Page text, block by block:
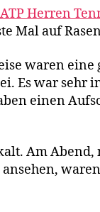
ATP Herren
Mal auf
waren eine
Es war sehr
einen
Am Abend,
ansehen,